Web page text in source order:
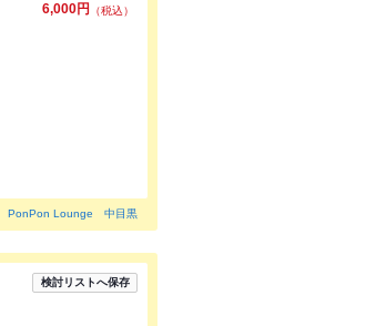
6,000円
（税込）
PonPon Lounge 中目黒
検討リストへ保存